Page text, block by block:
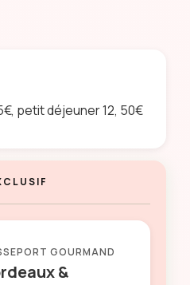
petit déjeuner 12, 50€
GOURMAND
&